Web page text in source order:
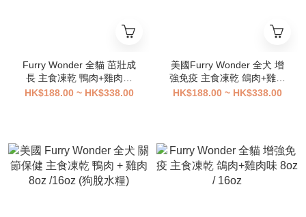
Furry Wonder 全貓 茁壯成
長 主食凍乾 鴨肉+雞肉味
8oz / 16oz
HK$188.00 ~ HK$338.00
美國Furry Wonder 全犬 增
強免疫 主食凍乾 鴿肉+雞肉
味 8oz/16oz (狗脫水糧)
HK$188.00 ~ HK$338.00